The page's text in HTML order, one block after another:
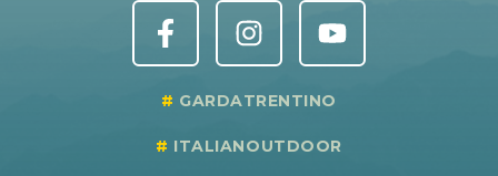
GARDATRENTINO
ITALIANOUTDOOR